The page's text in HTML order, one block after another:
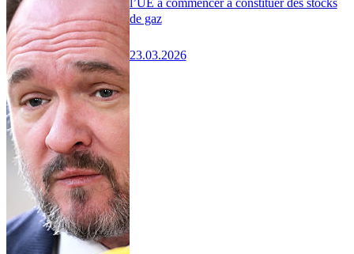
l’UE à commencer à constituer des stocks
de gaz
23.03.2026